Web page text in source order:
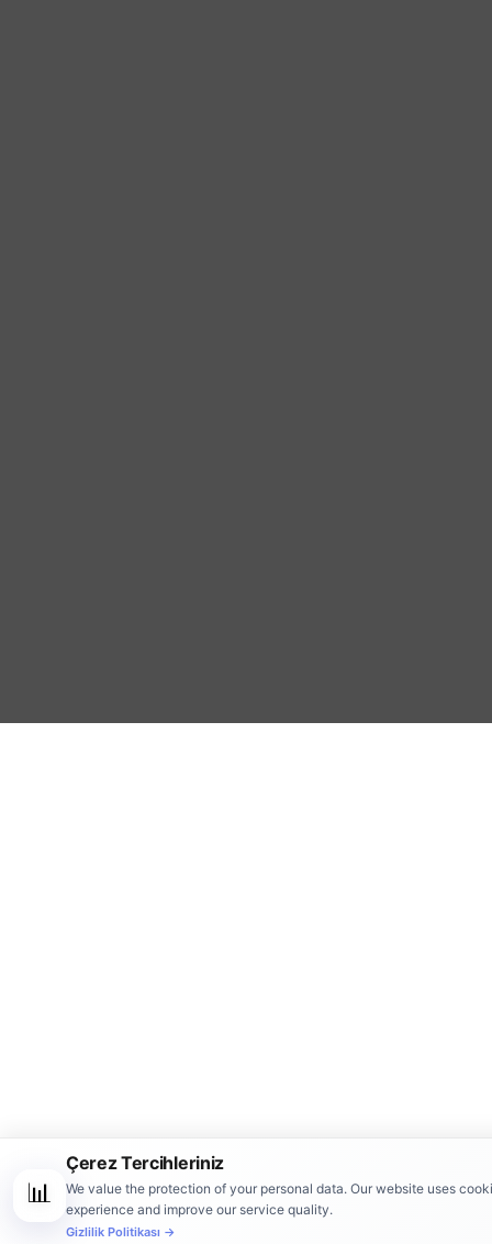
📊
Çerez Tercihleriniz
We value the protection of your personal data. Our website uses
experience and improve our service quality.
Gizlilik Politikası →